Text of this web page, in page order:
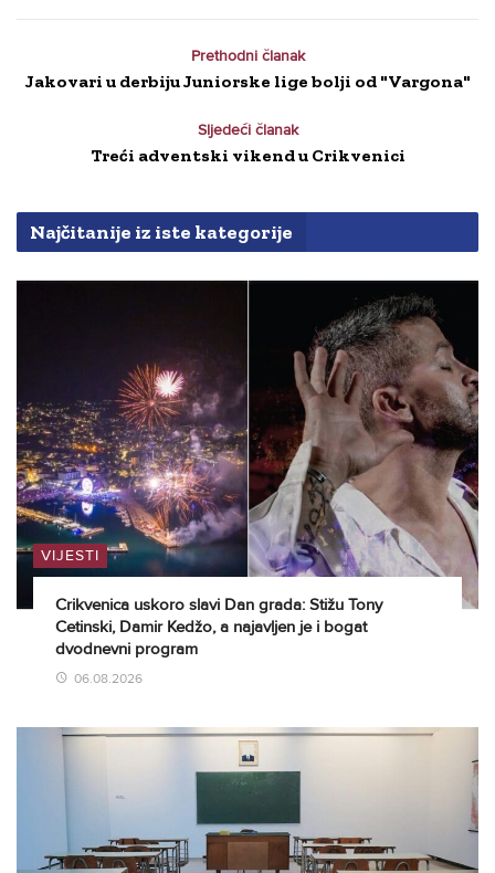
Prethodni članak
Jakovari u derbiju Juniorske lige bolji od "Vargona"
Sljedeći članak
Treći adventski vikend u Crikvenici
Najčitanije iz iste kategorije
VIJESTI
Crikvenica uskoro slavi Dan grada: Stižu Tony
Cetinski, Damir Kedžo, a najavljen je i bogat
dvodnevni program
06.08.2026